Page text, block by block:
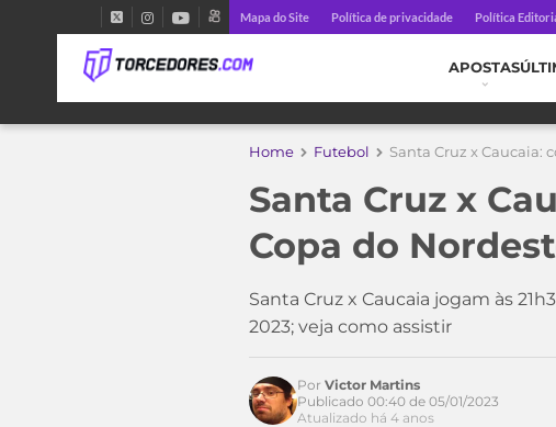
Mapa do Site Política de privacidade Política
APOSTAS
Home Futebol Santa Cruz x Caucaia:
Santa Cruz x
Copa do
Santa Cruz x Caucaia jogam às
2023; veja como assistir
Por Victor Martins
Publicado 00:40 de 05/01/2023
Atualizado há 4 anos